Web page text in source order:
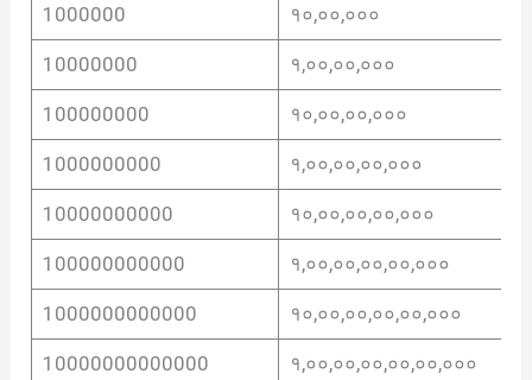
1000000 १०,००,०००
10000000 १,००,००,०००
100000000 १०,००,००,०००
1000000000 १,००,००,००,०००
10000000000 १०,००,००,००,०००
100000000000 १,००,००,००,००,०००
1000000000000 १०,००,००,००,००,०००
10000000000000 १,००,००,००,००,००,०००